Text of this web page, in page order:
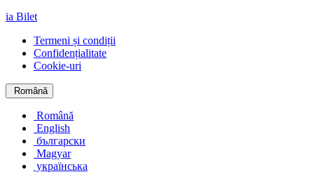
ia Bilet
Termeni și condiții
Confidențialitate
Cookie-uri
Română
Română
English
български
Magyar
українська